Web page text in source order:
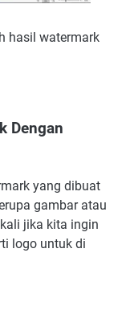
hasil watermark
Dengan
yang dibuat
gambar atau
jika kita ingin
logo untuk di